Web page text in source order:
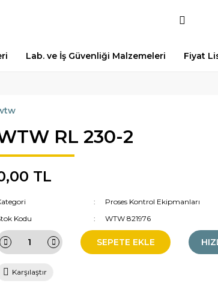
Lab. ve İş Güvenliği Malzemeleri Fiyat
RL 230-2
TL
Proses Kontrol Ekipmanları
Kodu
WTW 821976
SEPETE EKLE
Karşılaştır